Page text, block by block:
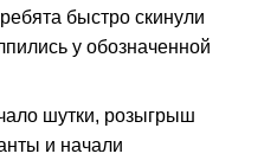
быстро скинули
у обозначенной
шутки, розыгрыш
и начали